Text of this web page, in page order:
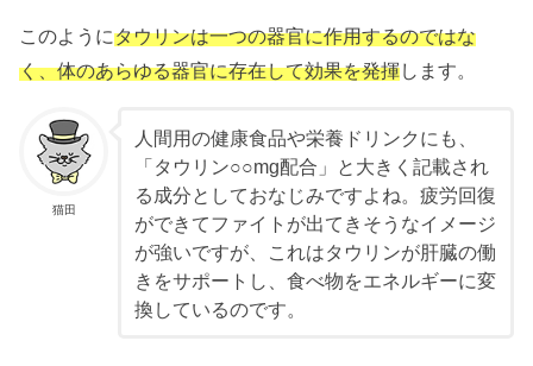
このようにタウリンは一つの器官に作用するのではな
く、体のあらゆる器官に存在して効果を発揮します。
猫田
人間用の健康食品や栄養ドリンクにも、
「タウリン○○mg配合」と大きく記載され
る成分としておなじみですよね。疲労回復
ができてファイトが出てきそうなイメージ
が強いですが、
これはタウリンが肝臓の働
きをサポートし、食べ物をエネルギーに変
換しているのです。